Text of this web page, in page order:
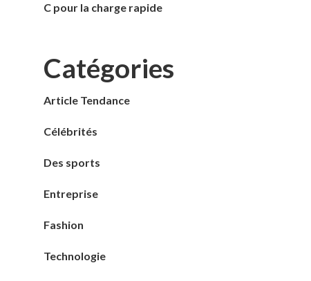
C pour la charge rapide
Catégories
Article Tendance
Célébrités
Des sports
Entreprise
Fashion
Technologie